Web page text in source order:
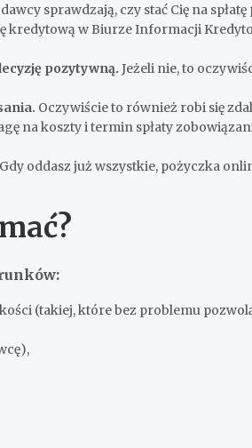
sprawdzają, czy stać Cię na
kredytową w Biurze Informacji
pozytywną. Jeżeli nie, to
Oczywiście to również robi się
na koszty i termin spłaty
Gdy oddasz już wszystkie, pożyczka
(takiej, które bez problemu